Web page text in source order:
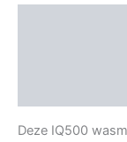
Deze IQ500